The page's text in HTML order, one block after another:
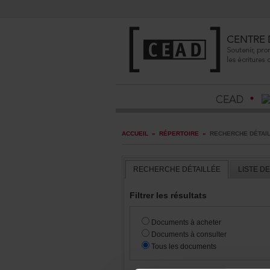
ACCUEIL » RÉPERTOIRE »
RECHERCHEDÉTAILLÉE
Filtrerlesrésultats
Documentsàacheter
Documentsàconsulter
Touslesdocuments